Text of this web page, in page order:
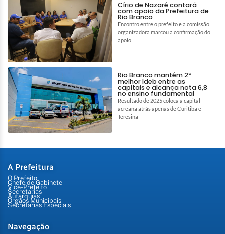
Círio de Nazaré contará
com apoio da Prefeitura de
Rio Branco
Encontro entre o prefeito e a comissão
organizadora marcou a confirmação do
apoio
Rio Branco mantém 2º
melhor Ideb entre as
capitais e alcança nota 6,8
no ensino fundamental
Resultado de 2025 coloca a capital
acreana atrás apenas de Curitiba e
Teresina
A Prefeitura
O Prefeito
Chefe de Gabinete
Vice-Prefeito
Secretarias
Autarquias
Órgãos Municipais
Secretarias Especiais
Navegação